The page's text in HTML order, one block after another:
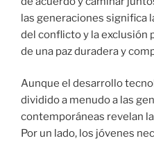
las generaciones significa
del conflicto y la exclusión
de una paz duradera y
Aunque el desarrollo
dividido a menudo a las
contemporáneas revelan
Por un lado, los jóvenes